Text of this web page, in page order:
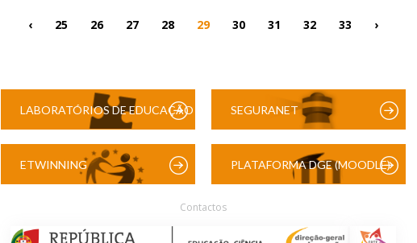
‹ 25 26 27 28 29 30 31 32 33 ›
LABORATÓRIOS DE EDUCAÇÃO SEGURANET
ETWINNING PLATAFORMA DGE (MOODLE)
Contactos